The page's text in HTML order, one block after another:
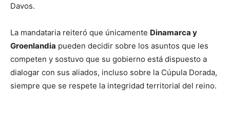
Davos.
La mandataria reiteró que únicamente Dinamarca y
Groenlandia pueden decidir sobre los asuntos que les
competen y sostuvo que su gobierno está dispuesto a
dialogar con sus aliados, incluso sobre la Cúpula Dorada,
siempre que se respete la integridad territorial del reino.